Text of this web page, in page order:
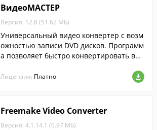
ВидеоМАСТЕР
Версия: 12.8 (51.62 МБ)
Универсальный видео конвертер с возм
ожностью записи DVD дисков. Программ
а позволяет быстро конвертировать вид
окого разрешения и онлайн-видео.
Лицензия: Платно
Freemake Video Converter
Версия: 4.1.14.1 (0.97 МБ)